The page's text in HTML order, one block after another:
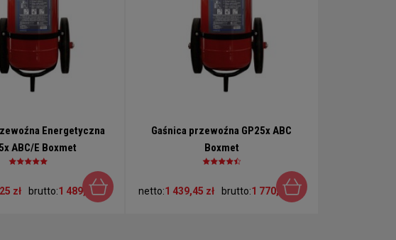
Energetyczna
ABC/E Boxmet
zł brutto:1 489,84 zł
Gaśnica przewoźna GP25x ABC
Boxmet
netto:1 439,45 zł brutto:1 770,52 zł